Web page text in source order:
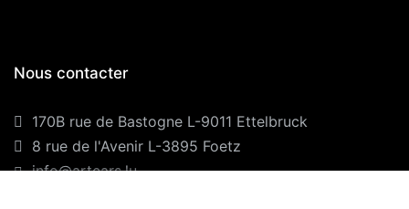
Nous contacter
170B rue de Bastogne L-9011 Ettelbruck
8 rue de l'Avenir L-3895 Foetz
info@artcars.lu